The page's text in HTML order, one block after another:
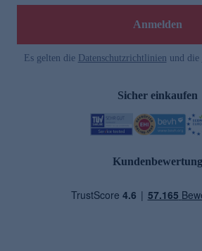
Anmelden
Es gelten die Datenschutzrichtlinien und die
Sicher einkaufen
Kundenbewertung